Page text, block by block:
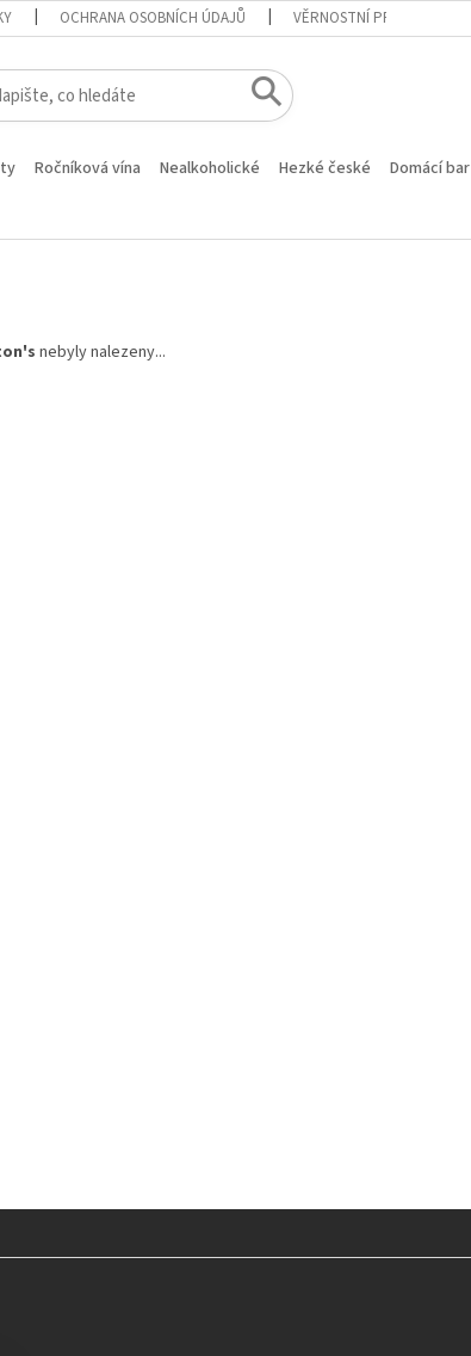
OCHRANA OSOBNÍCH ÚDAJŮ VĚRNOSTNÍ PROGRAM
Ročníková vína Nealkoholické Hezké české Domácí bar
nebyly nalezeny...